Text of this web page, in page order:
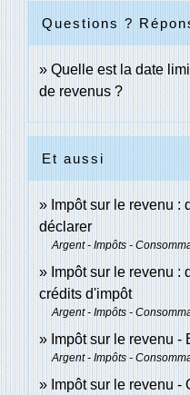
Questions ?
Quelle est la date
de revenus ?
Et aussi
Impôt sur le revenu :
déclarer
Argent - Impôts -
Impôt sur le revenu :
crédits d'impôt
Argent - Impôts -
Impôt sur le revenu -
Argent - Impôts -
Impôt sur le revenu -